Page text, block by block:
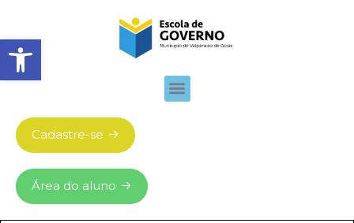
Abrir barra de ferramentas
Cadastre-se
Área do aluno